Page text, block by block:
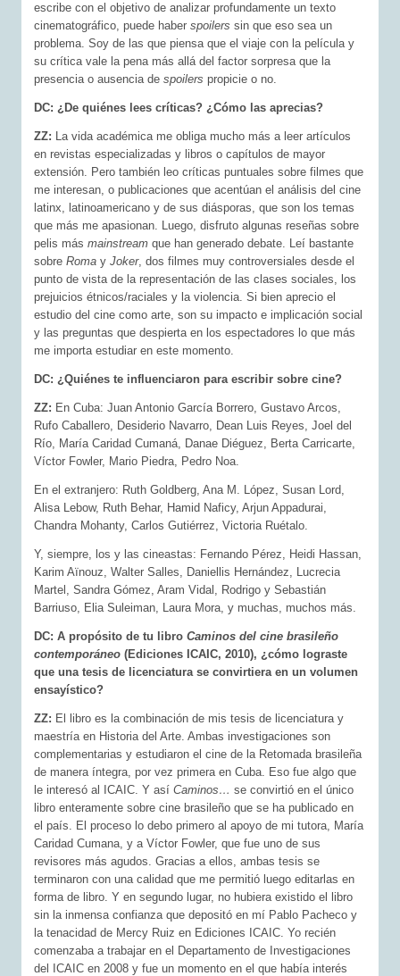
escribe con el objetivo de analizar profundamente un texto
cinematográfico, puede haberspoilers sin que eso sea un
problema. Soy de las que piensa que el viaje con la película y
su crítica vale la pena más allá del factor sorpresa que la
presencia o ausencia despoilers propicie o no.
DC: ¿De quiénes lees críticas? ¿Cómo las aprecias?
ZZ: La vida académica me obliga mucho más a leer artículos
en revistas especializadas y libros o capítulos de mayor
extensión. Pero también leo críticas puntuales sobre filmes que
me interesan, o publicaciones que acentúan el análisis del cine
latinx, latinoamericano y de sus diásporas, que son los temas
que más me apasionan. Luego, disfruto algunas reseñas sobre
pelis másmainstream que han generado debate. Leí bastante
sobreRoma yJoker, dos filmes muy controversiales desde el
punto de vista de la representación de las clases sociales, los
prejuicios étnicos/raciales y la violencia. Si bien aprecio el
estudio del cine como arte, son su impacto e implicación social
y las preguntas que despierta en los espectadores lo que más
me importa estudiar en este momento.
DC: ¿Quiénes te influenciaron para escribir sobre cine?
ZZ: En Cuba: Juan Antonio García Borrero, Gustavo Arcos,
Rufo Caballero, Desiderio Navarro, Dean Luis Reyes, Joel del
Río, María Caridad Cumaná, Danae Diéguez, Berta Carricarte,
Víctor Fowler, Mario Piedra, Pedro Noa.
En el extranjero: Ruth Goldberg, Ana M. López, Susan Lord,
Alisa Lebow, Ruth Behar, Hamid Naficy, Arjun Appadurai,
Chandra Mohanty, Carlos Gutiérrez, Victoria Ruétalo.
Y, siempre, los y las cineastas: Fernando Pérez, Heidi Hassan,
Karim Aïnouz, Walter Salles, Daniellis Hernández, Lucrecia
Martel, Sandra Gómez, Aram Vidal, Rodrigo y Sebastián
Barriuso, Elia Suleiman, Laura Mora, y muchas, muchos más.
DC: A propósito de tu libroCaminos del cine brasileño
contemporáneo (Ediciones ICAIC, 2010), ¿cómo lograste
que una tesis de licenciatura se convirtiera en un volumen
ensayístico?
ZZ: El libro es la combinación de mis tesis de licenciatura y
maestría en Historia del Arte. Ambas investigaciones son
complementarias y estudiaron el cine de la Retomada brasileña
de manera íntegra, por vez primera en Cuba. Eso fue algo que
le interesó al ICAIC. Y asíCaminos… se convirtió en el único
libro enteramente sobre cine brasileño que se ha publicado en
el país. El proceso lo debo primero al apoyo de mi tutora, María
Caridad Cumana, y a Víctor Fowler, que fue uno de sus
revisores más agudos. Gracias a ellos, ambas tesis se
terminaron con una calidad que me permitió luego editarlas en
forma de libro. Y en segundo lugar, no hubiera existido el libro
sin la inmensa confianza que depositó en mí Pablo Pacheco y
la tenacidad de Mercy Ruiz en Ediciones ICAIC. Yo recién
comenzaba a trabajar en el Departamento de Investigaciones
del ICAIC en 2008 y fue un momento en el que había interés